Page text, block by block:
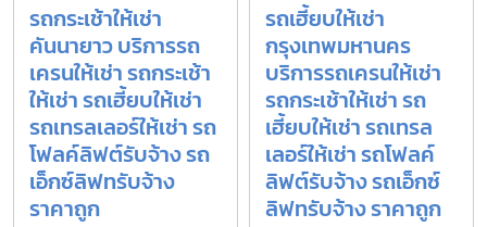
รถกระเช้าให้เช่า
คันนายาว บริการรถ
เครนให้เช่า รถกระเช้า
ให้เช่า รถเฮี้ยบให้เช่า
รถเทรลเลอร์ให้เช่า รถ
โฟลค์ลิฟต์รับจ้าง รถ
เอ็กซ์ลิฟทรับจ้าง
ราคาถูก
รถเฮี้ยบให้เช่า
กรุงเทพมหานคร
บริการรถเครนให้เช่า
รถกระเช้าให้เช่า รถ
เฮี้ยบให้เช่า รถเทรล
เลอร์ให้เช่า รถโฟลค์
ลิฟต์รับจ้าง รถเอ็กซ์
ลิฟทรับจ้าง ราคาถูก